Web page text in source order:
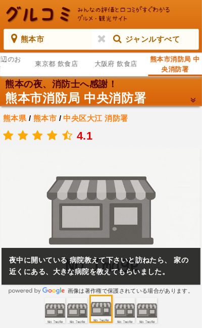
熊本市 ジャンルすべて
のお
東京都 飲食店 大阪府 飲食店
熊本市消防局 中
央消防署
熊本の夜、消防士へ感謝！
熊本市消防局 中央消防署
熊本県 / 熊本市 /中央区大江 消防署
4.1
夜中に開いている 病院教えて下さいと訪ねたら、 家の
近くにある、大きな病院を教えてもらいました。
画像は著作権で保護されている場合があります。